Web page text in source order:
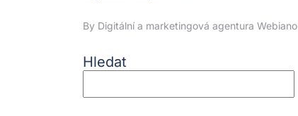
By Digitální a marketingová agentura Webiano
Hledat